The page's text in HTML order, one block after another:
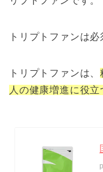
トリプトファンは
トリプトファンは、
人の健康増進に役立